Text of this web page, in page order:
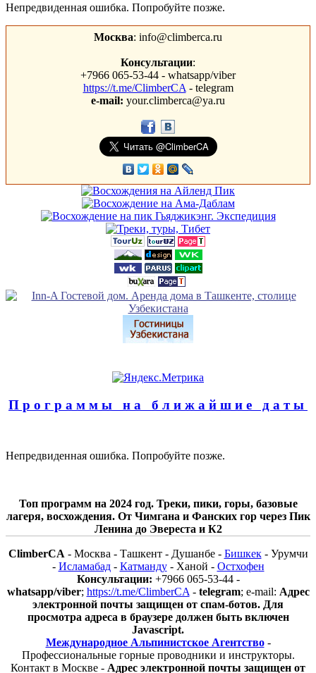
Непредвиденная ошибка. Попробуйте позже.
Москва: info@climberca.ru
Консультации:
+7966 065-53-44 - whatsapp/viber
https://t.me/ClimberCA - telegram
e-mail: your.climberca@ya.ru
Программы на ближайшие даты
Непредвиденная ошибка. Попробуйте позже.
Топ программ на 2024 год. Треки, пики, горы, базовые
лагеря, восхождения. От Чимгана и Фанских гор через Пик
Ленина до Эвереста и К2
ClimberCA- Москва - Ташкент - Душанбе - Бишкек- Урумчи
- Исламабад- Катманду- Ханой - Остхофен
Консультации: +7966 065-53-44 -
whatsapp/viber; https://t.me/ClimberCA- telegram; e-mail: Адрес
электронной почты защищен от спам-ботов. Для
просмотра адреса в браузере должен быть включен
Javascript.
Международное Альпинистское Агентство-
Профессиональные горные проводники и инструкторы.
Контакт в Москве - Адрес электронной почты защищен от